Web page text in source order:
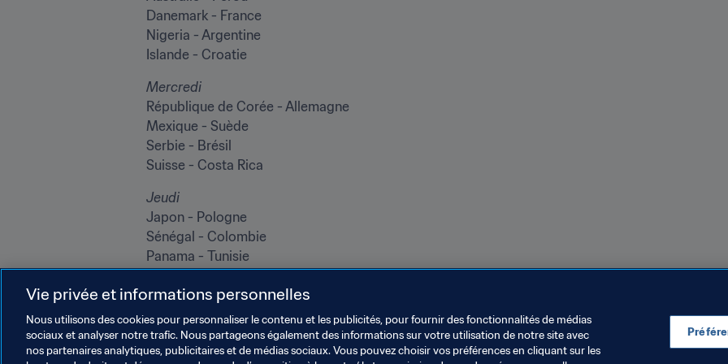
Danemark - France
Nigeria - Argentine
Islande - Croatie
Mercredi
République de Corée - Allemagne
Mexique - Suède
Serbie - Brésil
Suisse - Costa Rica
Jeudi
Japon - Pologne
Sénégal - Colombie
Panama - Tunisie
Angleterre - Belgique
Vie privée et informations personnelles
Nous utilisons des cookies pour personnaliser le contenu et les publicités, pour fournir des fonctionnalités de médias
sociaux et analyser notre trafic. Nous partageons également des informations sur votre utilisation de notre site avec
nos partenaires analytiques, publicitaires et de médias sociaux. Vous pouvez choisir vos préférences en cliquant sur les